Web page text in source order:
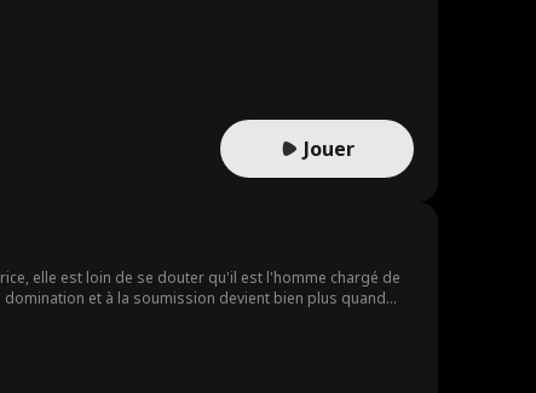
Jouer
elle est loin de se douter qu'il est l'homme chargé de
et à la soumission devient bien plus quand